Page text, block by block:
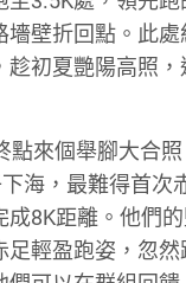
墻壁折回點。此
初夏艷陽高照
點來個舉腳大合
海，最難得首
8K距離。他們
足輕盈跑姿，忽